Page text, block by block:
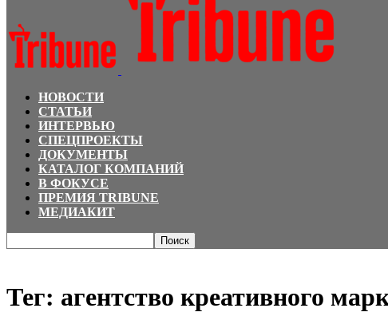
НОВОСТИ
СТАТЬИ
ИНТЕРВЬЮ
СПЕЦПРОЕКТЫ
ДОКУМЕНТЫ
КАТАЛОГ КОМПАНИЙ
В ФОКУСЕ
ПРЕМИЯ TRIBUNE
МЕДИАКИТ
Тег: агентство креативного